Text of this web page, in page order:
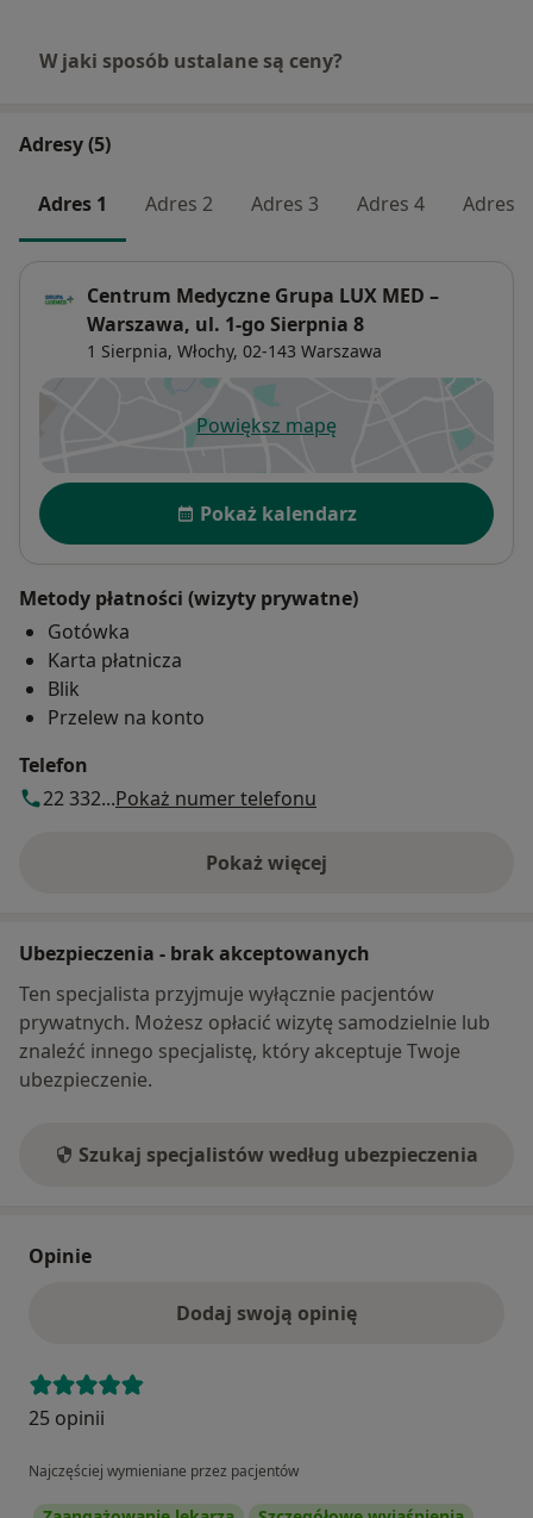
W jaki sposób ustalane są ceny?
Adresy (5)
Adres 1 Adres 2 Adres 3 Adres 4 Adres 5
Centrum Medyczne Grupa LUX MED –
Warszawa, ul. 1-go Sierpnia 8
1 Sierpnia, Włochy, 02-143 Warszawa
Powiększ mapęotwiera się w nowej karcie
Dostępność
Pokaż kalendarz
Metody płatności (wizyty prywatne)
Gotówka
Karta płatnicza
Blik
Przelew na konto
Telefon
22 332...Pokaż numer telefonu
Pokaż więcej
o adresie
Ubezpieczenia - brak akceptowanych
Ten specjalista przyjmuje wyłącznie pacjentów
prywatnych. Możesz opłacić wizytę samodzielnie lub
znaleźć innego specjalistę, który akceptuje Twoje
ubezpieczenie.
Szukaj specjalistów według ubezpieczenia
Opinie
Dodaj swoją opinię
25 opinii
Najczęściej wymieniane przez pacjentów